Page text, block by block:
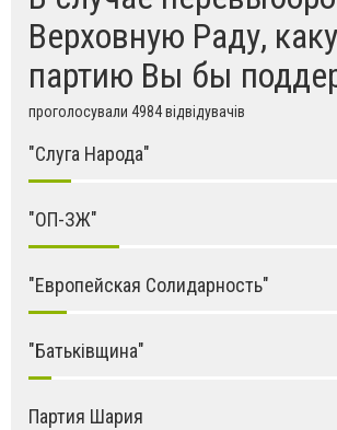
Верховную Раду,
партию Вы бы
проголосували 4984 відвідувачів
"Слуга Народа"
"ОП-ЗЖ"
"Европейская Солидарность"
"Батьківщина"
Партия Шария